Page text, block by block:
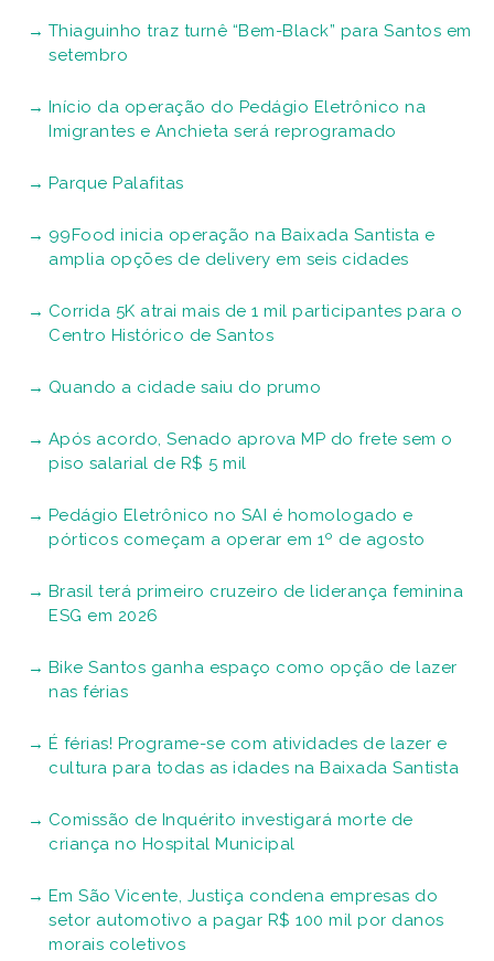
Thiaguinho traz turnê “Bem-Black” para Santos em
setembro
Início da operação do Pedágio Eletrônico na
Imigrantes e Anchieta será reprogramado
Parque Palafitas
99Food inicia operação na Baixada Santista e
amplia opções de delivery em seis cidades
Corrida 5K atrai mais de 1 mil participantes para o
Centro Histórico de Santos
Quando a cidade saiu do prumo
Após acordo, Senado aprova MP do frete sem o
piso salarial de R$ 5 mil
Pedágio Eletrônico no SAI é homologado e
pórticos começam a operar em 1º de agosto
Brasil terá primeiro cruzeiro de liderança feminina
ESG em 2026
Bike Santos ganha espaço como opção de lazer
nas férias
É férias! Programe-se com atividades de lazer e
cultura para todas as idades na Baixada Santista
Comissão de Inquérito investigará morte de
criança no Hospital Municipal
Em São Vicente, Justiça condena empresas do
setor automotivo a pagar R$ 100 mil por danos
morais coletivos